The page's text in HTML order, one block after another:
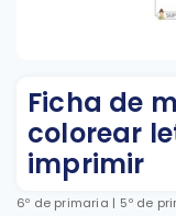
Ficha de
colorear
imprimir
6º de primaria | 5º de